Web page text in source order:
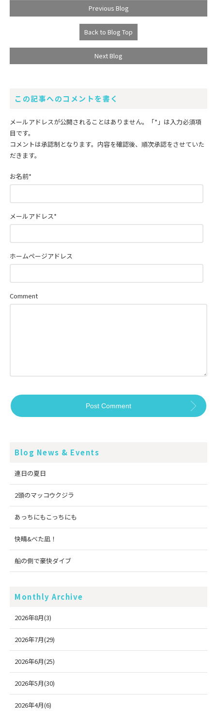
Previous Blog
Back to Blog Top
Next Blog
この記事へのコメントを書く
メールアドレスが公開されることはありません。 「*」 は入力必須項
目です。
コメントは承認制となります。内容を確認後、順次承認をさせていた
だきます。
Comment
お名前*
メールアドレス*
ホームページアドレス
Blog News & Events
連日の夏日
2頭のマッコウクジラ
あっちにもこっちにも
快晴&べた凪！
船の側で豪快ダイブ
Monthly Archive
2026年8月(3)
2026年7月(29)
2026年6月(25)
2026年5月(30)
2026年4月(6)